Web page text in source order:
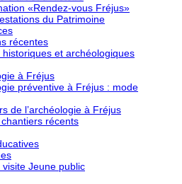
«Rendez-vous Fréjus»
du Patrimoine
récentes
historiques et archéologiques
à Fréjus
préventive à Fréjus : mode
de l’archéologie à Fréjus
récents
Jeune public